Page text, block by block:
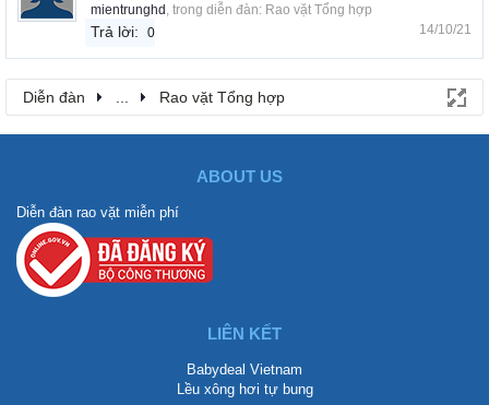
mientrunghd , trong diễn đàn: Rao vặt Tổng hợp
Trả lời: 0 14/10/21
Diễn đàn Rao vặt Tổng hợp
ABOUT US
Diễn đàn rao vặt miễn phí
LIÊN KẾT
Babydeal Vietnam
Lều xông hơi tự bung